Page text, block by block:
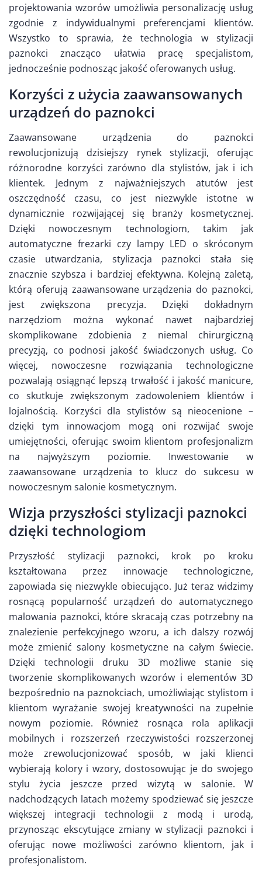
projektowania wzorów umożliwia personalizację usług
zgodnie z indywidualnymi preferencjami klientów.
Wszystko to sprawia, że technologia w stylizacji
paznokci znacząco ułatwia pracę specjalistom,
jednocześnie podnosząc jakość oferowanych usług.
Korzyści z użycia zaawansowanych
urządzeń do paznokci
Zaawansowane urządzenia do paznokci
rewolucjonizują dzisiejszy rynek stylizacji, oferując
różnorodne korzyści zarówno dla stylistów, jak i ich
klientek. Jednym z najważniejszych atutów jest
oszczędność czasu, co jest niezwykle istotne w
dynamicznie rozwijającej się branży kosmetycznej.
Dzięki nowoczesnym technologiom, takim jak
automatyczne frezarki czy lampy LED o skróconym
czasie utwardzania, stylizacja paznokci stała się
znacznie szybsza i bardziej efektywna. Kolejną zaletą,
którą oferują zaawansowane urządzenia do paznokci,
jest zwiększona precyzja. Dzięki dokładnym
narzędziom można wykonać nawet najbardziej
skomplikowane zdobienia z niemal chirurgiczną
precyzją, co podnosi jakość świadczonych usług. Co
więcej, nowoczesne rozwiązania technologiczne
pozwalają osiągnąć lepszą trwałość i jakość manicure,
co skutkuje zwiększonym zadowoleniem klientów i
lojalnością. Korzyści dla stylistów są nieocenione –
dzięki tym innowacjom mogą oni rozwijać swoje
umiejętności, oferując swoim klientom profesjonalizm
na najwyższym poziomie. Inwestowanie w
zaawansowane urządzenia to klucz do sukcesu w
nowoczesnym salonie kosmetycznym.
Wizja przyszłości stylizacji paznokci
dzięki technologiom
Przyszłość stylizacji paznokci, krok po kroku
kształtowana przez innowacje technologiczne,
zapowiada się niezwykle obiecująco. Już teraz widzimy
rosnącą popularność urządzeń do automatycznego
malowania paznokci, które skracają czas potrzebny na
znalezienie perfekcyjnego wzoru, a ich dalszy rozwój
może zmienić salony kosmetyczne na całym świecie.
Dzięki technologii druku 3D możliwe stanie się
tworzenie skomplikowanych wzorów i elementów 3D
bezpośrednio na paznokciach, umożliwiając stylistom i
klientom wyrażanie swojej kreatywności na zupełnie
nowym poziomie. Również rosnąca rola aplikacji
mobilnych i rozszerzeń rzeczywistości rozszerzonej
może zrewolucjonizować sposób, w jaki klienci
wybierają kolory i wzory, dostosowując je do swojego
stylu życia jeszcze przed wizytą w salonie. W
nadchodzących latach możemy spodziewać się jeszcze
większej integracji technologii z modą i urodą,
przynosząc ekscytujące zmiany w stylizacji paznokci i
oferując nowe możliwości zarówno klientom, jak i
profesjonalistom.